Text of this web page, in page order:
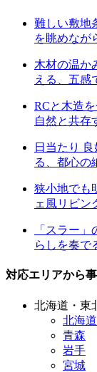
難しい敷地
を眺めなが
木材の温か
える、五感
RCと木造
自然と共存
日当たり
る、都心の
狭小地でも
ェ風リビン
「スラー
らしを奏で
対応エリアから
北海道・東
北海道
青森
岩手
宮城